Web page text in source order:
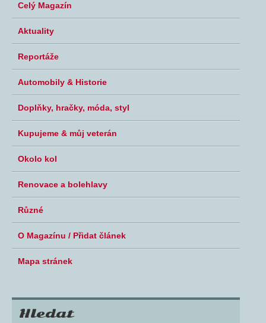
Celý Magazín
Aktuality
Reportáže
Automobily & Historie
Doplňky, hračky, móda, styl
Kupujeme & můj veterán
Okolo kol
Renovace a bolehlavy
Různé
O Magazínu / Přidat článek
Mapa stránek
Hledat